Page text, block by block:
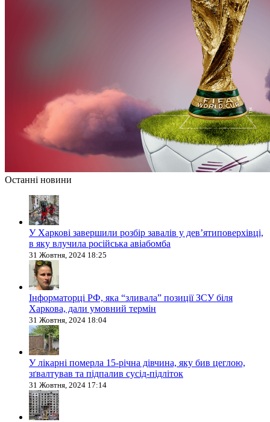
Останні новини
У Харкові завершили розбір завалів у дев’ятиповерхівці,
в яку влучила російська авіабомба
31 Жовтня, 2024 18:25
Інформаторці РФ, яка “зливала” позиції ЗСУ біля
Харкова, дали умовний термін
31 Жовтня, 2024 18:04
У лікарні померла 15-річна дівчина, яку бив цеглою,
зґвалтував та підпалив сусід-підліток
31 Жовтня, 2024 17:14